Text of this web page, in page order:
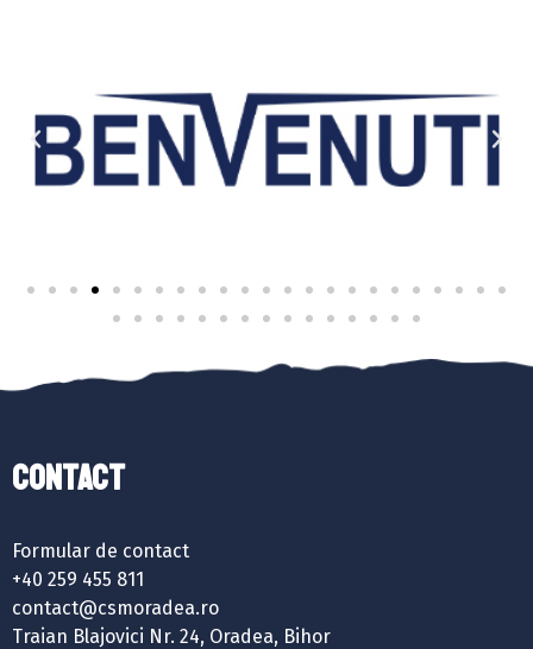
Contact
Formular de contact
+40 259 455 811
contact@csmoradea.ro
Traian Blajovici Nr. 24, Oradea, Bihor